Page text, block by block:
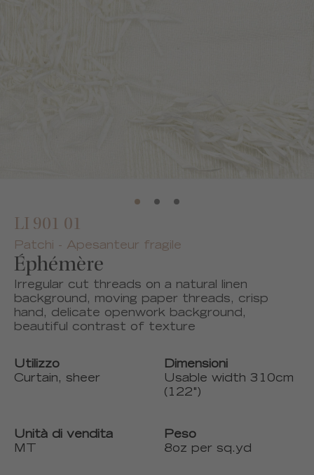
LI 901 01
Patchi - Apesanteur fragile
Éphémère
Irregular cut threads on a natural linen
background, moving paper threads, crisp
hand, delicate openwork background,
beautiful contrast of texture
Utilizzo
Curtain, sheer
Dimensioni
Usable width 310cm
(122")
Unità di vendita
MT
Peso
8oz per sq.yd